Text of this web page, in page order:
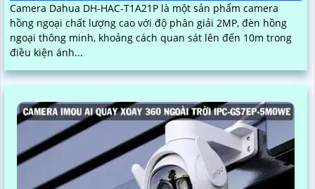
Camera Dahua DH-HAC-T1A21P là một sản phẩm camera
hồng ngoại chất lượng cao với độ phân giải 2MP, đèn hồng
ngoại thông minh, khoảng cách quan sát lên đến 10m trong
điều kiện ánh...